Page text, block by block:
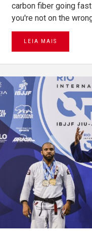
carbon fiber going
you're not on the
LEIA MAIS